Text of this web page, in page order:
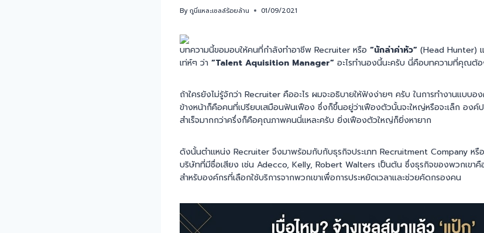
Byกูนี่แหละเซลล์ร้อยล้าน 01/09/2021
บทความนี้ขอมอบให้คนที่กำลังทำอาชีพ Recruiter หรือ “นักล่าค่าหัว” (Head Hunter)
เท่ห์ๆ ว่า “Talent Aquisition Manager” อะไรทำนองนี้นะครับ นี่คือบทความที่คุณต้
ถ้าใครยังไม่รู้จักว่า Recruiter คืออะไร ผมจะอธิบายให้ฟังง่ายๆ ครับ ในการทำงานแบบ
ข้างหน้าก็คือคนที่เปรียบเสมือนฟันเฟือง ซึ่งก็ขึ้นอยู่ว่าเฟืองตัวนั้นจะใหญ่หรือจะเล็ก องค์
สำเร็จมากกว่าครึ่งก็คือคุณภาพคนนี่แหละครับ ยิ่งเฟืองตัวใหญ่ก็ยิ่งหายาก
ดังนั้นตำแหน่ง Recruiter จึงมาพร้อมกับกับธุรกิจประเภท Recruitment Company ห
บริษัทที่มีชื่อเสียง เช่น Adecco, Kelly, Robert Walters เป็นต้น ซึ่งธุรกิจของพวกเขาคื
สำหรับองค์กรที่เลือกใช้บริการจากพวกเขาเพื่อการประหยัดเวลาและช่วยคัดกรองคน